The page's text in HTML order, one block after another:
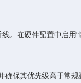
在硬件配置中启用
保其优先级高于常规